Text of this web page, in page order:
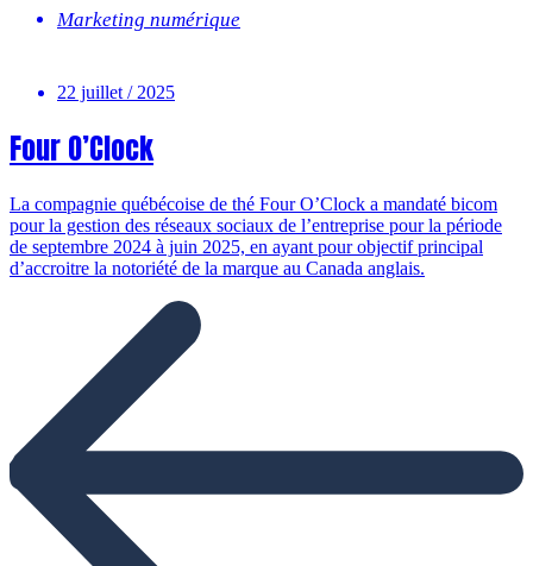
Marketing numérique
22 juillet / 2025
Four O’Clock
La compagnie québécoise de thé Four O’Clock a mandaté bicom
pour la gestion des réseaux sociaux de l’entreprise pour la période
de septembre 2024 à juin 2025, en ayant pour objectif principal
d’accroitre la notoriété de la marque au Canada anglais.